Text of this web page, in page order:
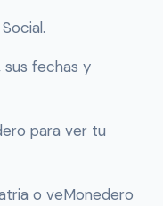
sus fechas y
para ver tu
o veMonedero